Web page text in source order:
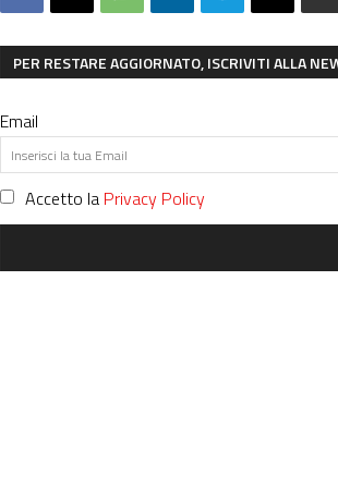
PER RESTARE AGGIORNATO, ISCRIVITI ALLA
Email
Accetto la Privacy Policy